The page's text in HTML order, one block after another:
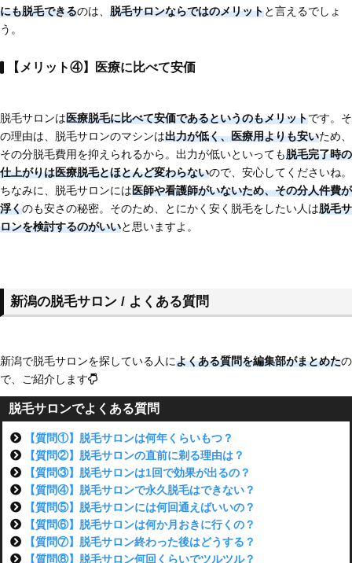
にも脱毛できるのは、 脱毛サロンならではのメリットと言えるでしょ
う。
【メリット④】医療に比べて安価
脱毛サロンは医療脱毛に比べて安価であるというのもメリットです。そ
の理由は、脱毛サロンのマシンは出力が低く、医療用よりも安いため、
その分脱毛費用を抑えられるから。出力が低いといっても脱毛完了時の
仕上がりは医療脱毛とほとんど変わらないので、安心してくださいね。
ちなみに、脱毛サロンには医師や看護師がいないため、その分人件費が
浮くのも安さの秘密。そのため、とにかく安く脱毛をしたい人は脱毛サ
ロンを検討するのがいいと思いますよ。
新潟の脱毛サロン / よくある質問
新潟で脱毛サロンを探している人によくある質問を編集部がまとめたの
で、ご紹介します
脱毛サロンでよくある質問
【質問①】脱毛サロンは何年くらいもつ？
【質問②】脱毛サロンの直前に剃る理由は？
【質問③】脱毛サロンは1回で効果が出るの？
【質問④】脱毛サロンで永久脱毛はできない？
【質問⑤】脱毛サロンには何回通えばいいの？
【質問⑥】脱毛サロンは何か月おきに行くの？
【質問⑦】脱毛サロン終わった後はどうする？
【質問⑧】脱毛サロン何回くらいでツルツル？